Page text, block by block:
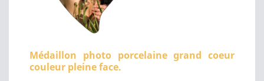
Médaillon photo porcelaine grand coeur
couleur pleine face.